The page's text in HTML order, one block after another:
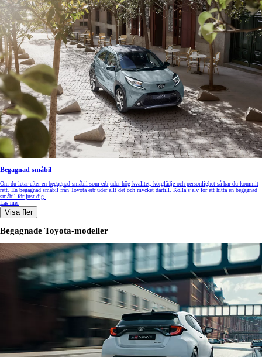
Begagnad småbil
Om du letar efter en begagnad småbil som erbjuder hög kvalitet, körglädje och personlighet så har du kommit
rätt. En begagnad småbil från Toyota erbjuder allt det och mycket därtill. Kolla själv för att hitta en begagnad
småbil för just dig.
Läs mer
Visa fler
Begagnade Toyota-modeller